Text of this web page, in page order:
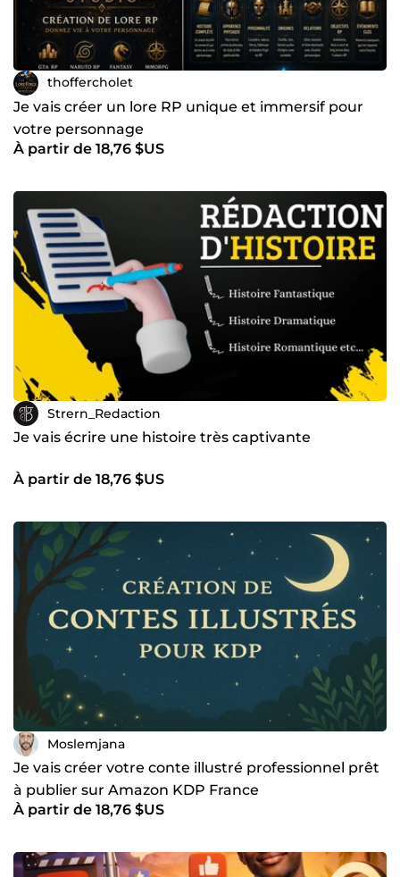
thoffercholet
Je vais créer un lore RP unique et immersif pour
votre personnage
À partir de 18,76 $US
Strern_Redaction
Je vais écrire une histoire très captivante
À partir de 18,76 $US
Moslemjana
Je vais créer votre conte illustré professionnel prêt
à publier sur Amazon KDP France
À partir de 18,76 $US